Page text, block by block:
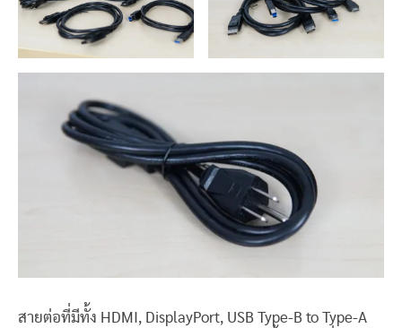
สายต่อที่มีทั้ง HDMI, DisplayPort, USB Type-B to Type-A